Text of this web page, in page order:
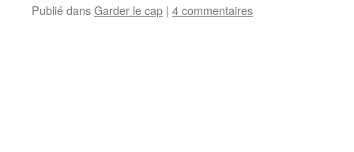
Publié dansGarder le cap | 4 commentaires